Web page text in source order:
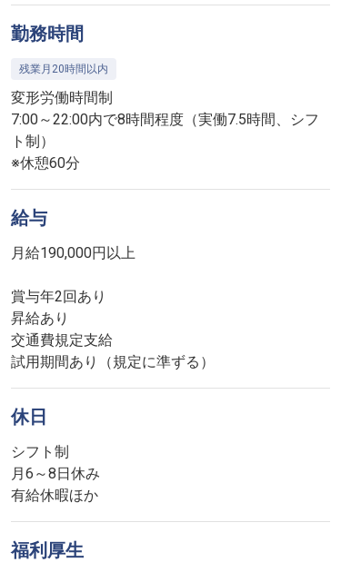
勤務時間
残業月20時間以内
変形労働時間制
7:00～22:00内で8時間程度（実働7.5時間、シフ
ト制）
※休憩60分
給与
月給190,000円以上
賞与年2回あり
昇給あり
交通費規定支給
試用期間あり（規定に準ずる）
休日
シフト制
月6～8日休み
有給休暇ほか
福利厚生